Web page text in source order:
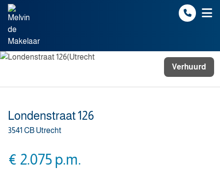
Spring naar inhoud
Verhuurd
Londenstraat 126
3541 CB Utrecht
€ 2.075 p.m.